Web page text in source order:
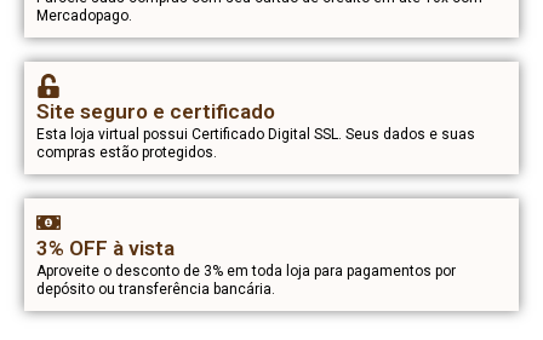
Mercadopago.
Site seguro e certificado
Esta loja virtual possui Certificado Digital SSL. Seus dados e suas
compras estão protegidos.
3% OFF à vista
Aproveite o desconto de 3% em toda loja para pagamentos por
depósito ou transferência bancária.